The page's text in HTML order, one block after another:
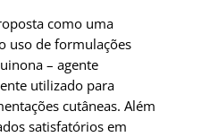
como uma
uso de formulações
– agente
utilizado para
cutâneas. Além
satisfatórios em